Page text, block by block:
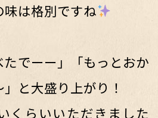
は格別ですね
たでーー」「もっとおか
と大盛り上がり！
くらいいただきました